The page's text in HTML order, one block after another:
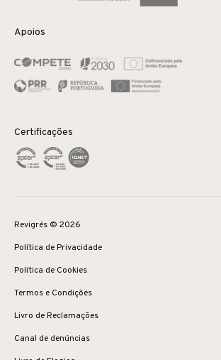
Apoios
Certificações
Revigrés © 2026
Política de Privacidade
Política de Cookies
Termos e Condições
Livro de Reclamações
Canal de denúncias